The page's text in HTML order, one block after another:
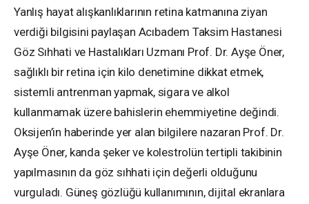
Yanlış hayat alışkanlıklarının retina katmanına ziyan
verdiği bilgisini paylaşan Acıbadem Taksim Hastanesi
Göz Sıhhati ve Hastalıkları Uzmanı Prof. Dr. Ayşe Öner,
sağlıklı bir retina için kilo denetimine dikkat etmek,
sistemli antrenman yapmak, sigara ve alkol
kullanmamak üzere bahislerin ehemmiyetine değindi.
Oksijen’in haberinde yer alan bilgilere nazaran Prof. Dr.
Ayşe Öner, kanda şeker ve kolestrolün tertipli takibinin
yapılmasının da göz sıhhati için değerli olduğunu
vurguladı. Güneş gözlüğü kullanımının, dijital ekranlara